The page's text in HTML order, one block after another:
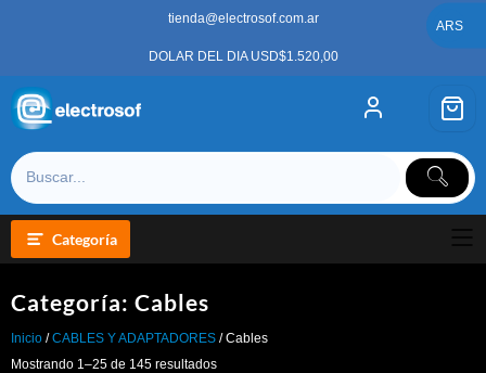
tienda@electrosof.com.ar
DOLAR DEL DIA USD$1.520,00
Categoría
Categoría: Cables
Inicio /CABLES Y ADAPTADORES / Cables
Mostrando 1–25 de 145 resultadosOrdenado
ARS